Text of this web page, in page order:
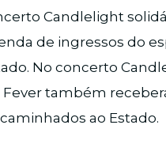
Candlelight
de ingressos do
No concerto
Fever também
ao Estado.